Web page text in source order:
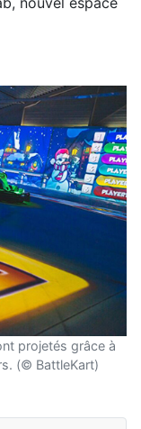
projetés grâce à
(© BattleKart)